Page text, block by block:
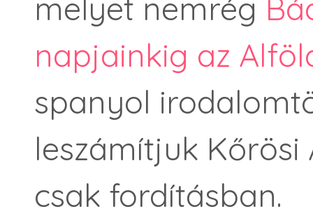
melyet nemrég
napjainkig az
spanyol
leszámítjuk Kőrösi
csak fordításban.